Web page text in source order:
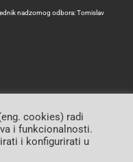
nadzornog odbora: Tomislav
otpadom Sisak d.o.o.
cookies) radi
i funkcionalnosti.
i konfigurirati u